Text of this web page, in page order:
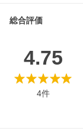
総合評価
4.75
4件